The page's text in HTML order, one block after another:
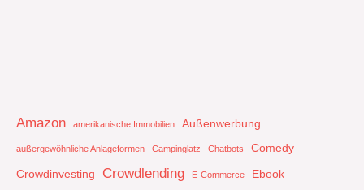
Amazon amerikanische Immobilien Außenwerbung
außergewöhnliche Anlageformen Campinglatz Chatbots
Comedy
Crowdinvesting
Crowdlending E-Commerce
Ebook